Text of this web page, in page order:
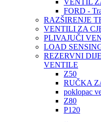
VENTIL
FORD -
RAZŠIRENJE
VENTILI ZA
PLIVAJUČI
LOAD
REZERVNI
VENTILE
Z50
RUČKA
poklopac
Z80
P120